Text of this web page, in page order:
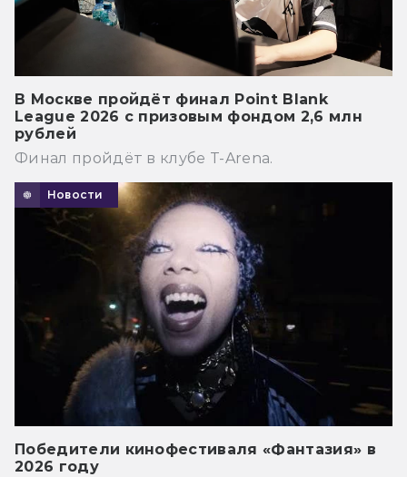
В Москве пройдёт финал Point Blank
League 2026 с призовым фондом 2,6 млн
рублей
Финал пройдёт в клубе T-Arena.
Новости
Победители кинофестиваля «Фантазия» в
2026 году